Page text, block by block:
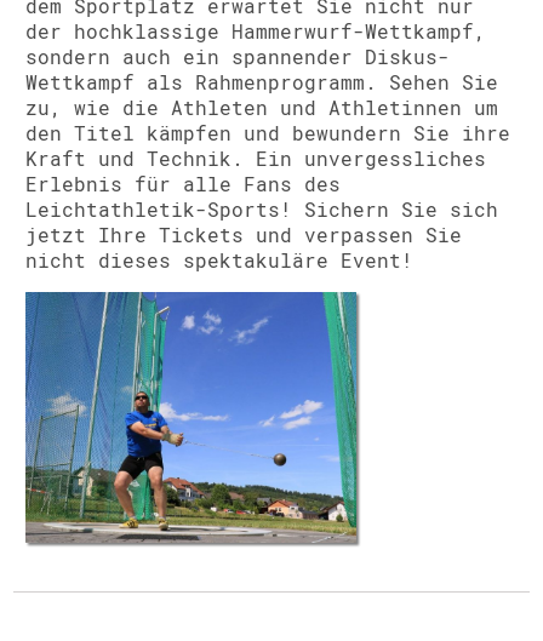
dem Sportplatz erwartet Sie nicht nur
der hochklassige Hammerwurf-Wettkampf,
sondern auch ein spannender Diskus-
Wettkampf als Rahmenprogramm. Sehen Sie
zu, wie die Athleten und Athletinnen um
den Titel kämpfen und bewundern Sie ihre
Kraft und Technik. Ein unvergessliches
Erlebnis für alle Fans des
Leichtathletik-Sports! Sichern Sie sich
jetzt Ihre Tickets und verpassen Sie
nicht dieses spektakuläre Event!